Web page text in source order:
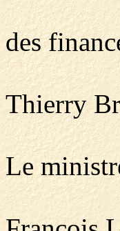
des
Thierry
Le